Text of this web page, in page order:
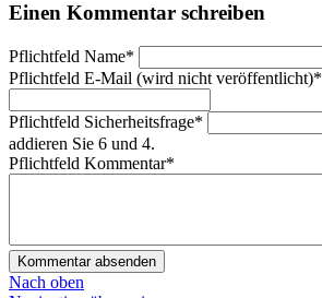
Einen Kommentar schreiben
Pflichtfeld Name*
Pflichtfeld E-Mail (wird nicht veröffentlicht)*
Pflichtfeld Sicherheitsfrage*
addieren Sie 6 und 4.
Pflichtfeld Kommentar*
Kommentar absenden
Nach oben